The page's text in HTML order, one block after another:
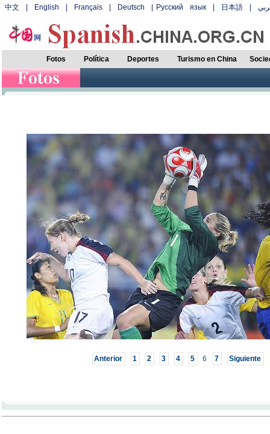
中文 English Français Deutsch Русский язык 日本語
Fotos Política Deportes Turismo en China
Anterior 1 2 3 4 5 6 7 Siguiente